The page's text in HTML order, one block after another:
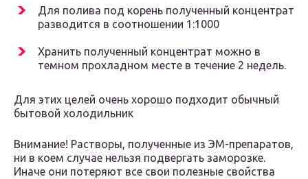
Для полива под корень полученный концентрат
разводится в соотношении 1:1000
Хранить полученный концентрат можно в
темном прохладном месте в течение 2 недель.
Для этих целей очень хорошо подходит обычный
бытовой холодильник
Внимание! Растворы, полученные из ЭМ-препаратов,
ни в коем случае нельзя подвергать заморозке.
Иначе они потеряют все свои полезные свойства